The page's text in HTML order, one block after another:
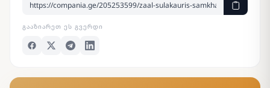
ᲒᲐᲐᲖᲘᲐᲠᲔᲗ ᲔᲡ ᲒᲕᲔᲠᲓᲘ